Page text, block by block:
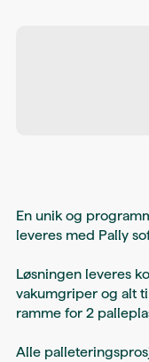
En unik og
leveres med Pally
Løsningen leveres
vakumgriper og alt
ramme for 2
Alle